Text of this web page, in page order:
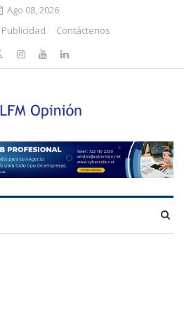
Ago 08, 2026
Publicidad Contáctenos